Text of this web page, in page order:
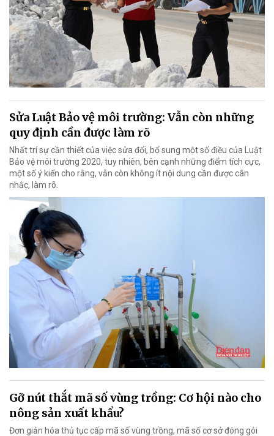
Sửa Luật Bảo vệ môi trường: Vẫn còn những
quy định cần được làm rõ
Nhất trí sự cần thiết của việc sửa đổi, bổ sung một số điều của Luật
Bảo vệ môi trường 2020, tuy nhiên, bên cạnh những điểm tích cực,
một số ý kiến cho rằng, vẫn còn không ít nội dung cần được cân
nhắc, làm rõ.
Gỡ nút thắt mã số vùng trồng: Cơ hội nào cho
nông sản xuất khẩu?
Đơn giản hóa thủ tục cấp mã số vùng trồng, mã số cơ sở đóng gói